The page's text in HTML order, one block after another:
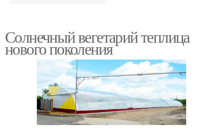
Солнечный вегетарий теплица
нового поколения